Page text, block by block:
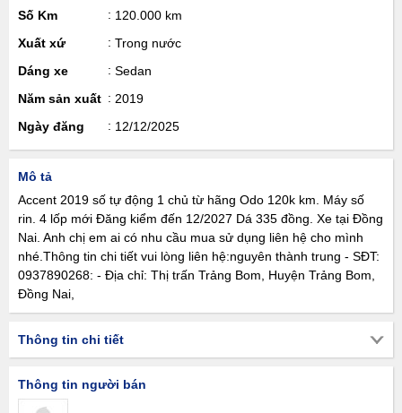
Số Km
120.000 km
Xuất xứ
Trong nước
Dáng xe
Sedan
Năm sản xuất
2019
Ngày đăng
12/12/2025
Mô tả
Accent 2019 số tự động 1 chủ từ hãng Odo 120k km. Máy số
rin. 4 lốp mới Đăng kiểm đến 12/2027 Dá 335 đồng. Xe tại Đồng
Nai. Anh chị em ai có nhu cầu mua sử dụng liên hệ cho mình
nhé.Thông tin chi tiết vui lòng liên hệ:nguyên thành trung - SĐT:
0937890268: - Địa chỉ: Thị trấn Trảng Bom, Huyện Trảng Bom,
Đồng Nai,
Thông tin chi tiết
Thông tin người bán